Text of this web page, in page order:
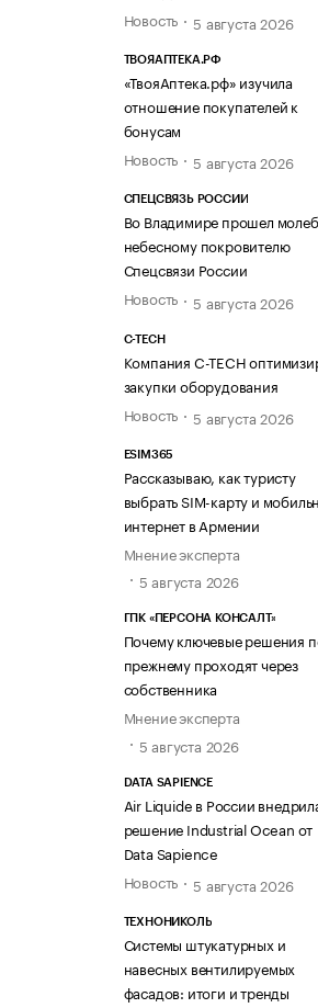
Новость
5 августа 2026
ТВОЯАПТЕКА.РФ
«ТвояАптека.рф» изучила
отношение покупателей к
бонусам
Новость
5 августа 2026
СПЕЦСВЯЗЬ РОССИИ
Во Владимире прошел
небесному покровителю
Спецсвязи России
Новость
5 августа 2026
C-TECH
Компания C-TECH
закупки оборудования
Новость
5 августа 2026
ESIM365
Рассказываю, как туристу
выбрать SIM-карту и
интернет в Армении
Мнение эксперта
5 августа 2026
ГПК «ПЕРСОНА КОНСАЛТ»
Почему ключевые решения
прежнему проходят через
собственника
Мнение эксперта
5 августа 2026
DATA SAPIENCE
Air Liquide в России
решение Industrial Ocean от
Data Sapience
Новость
5 августа 2026
ТЕХНОНИКОЛЬ
Системы штукатурных и
навесных вентилируемых
фасадов: итоги и тренды